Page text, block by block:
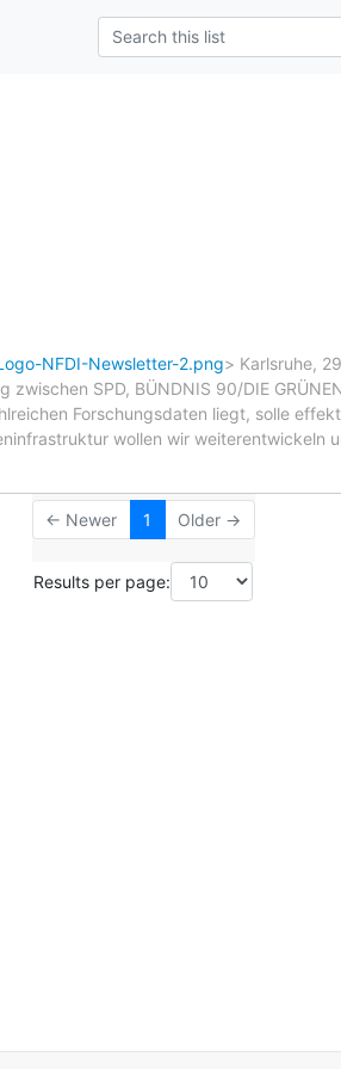
NFDI-Newsletter-2.png> Karlsruhe,
SPD, BÜNDNIS 90/DIE
Forschungsdaten liegt, solle
wollen wir weiterentwickeln
← Newer 1 Older →
Results per page: